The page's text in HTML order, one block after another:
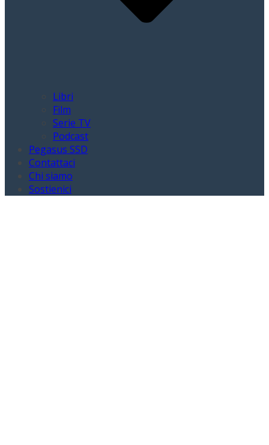
Libri
Film
Serie TV
Podcast
Pegasus SSD
Contattaci
Chi siamo
Sostienici